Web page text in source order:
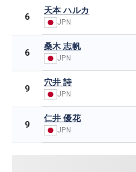
6
天本 ハルカ
JPN
6
桑木 志帆
JPN
9
穴井 詩
JPN
9
仁井 優花
JPN